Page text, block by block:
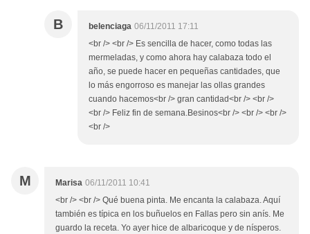
B belenciaga 06/11/2011 17:11
<br /> <br /> Es sencilla de hacer, como todas las
mermeladas, y como ahora hay calabaza todo el
año, se puede hacer en pequeñas cantidades, que
lo más engorroso es manejar las ollas grandes
cuando hacemos<br /> gran cantidad<br /> <br />
<br /> Feliz fin de semana.Besinos<br /> <br /> <br />
<br />
M Marisa 06/11/2011 10:41
<br /> <br /> Qué buena pinta. Me encanta la calabaza. Aquí
también es típica en los buñuelos en Fallas pero sin anís. Me
guardo la receta. Yo ayer hice de albaricoque y de nísperos.